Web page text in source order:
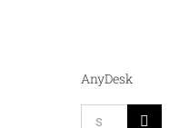
AnyDesk
Suche